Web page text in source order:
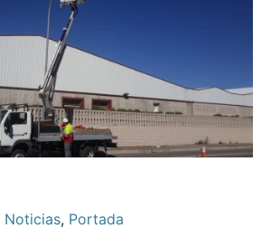
Noticias, Portada